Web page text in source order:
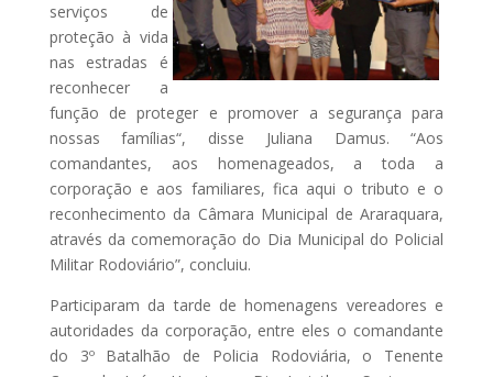
serviços de
proteção à vida
nas estradas é
reconhecer a
função de proteger e promover a segurança para
nossas famílias“, disse Juliana Damus. “Aos
comandantes, aos homenageados, a toda a
corporação e aos familiares, fica aqui o tributo e o
reconhecimento da Câmara Municipal de Araraquara,
através da comemoração do Dia Municipal do Policial
Militar Rodoviário”, concluiu.
Participaram da tarde de homenagens vereadores e
autoridades da corporação, entre eles o comandante
do 3º Batalhão de Policia Rodoviária, o Tenente